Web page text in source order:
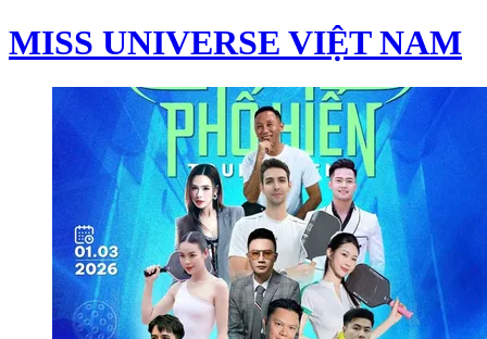
MISS UNIVERSE VIỆT NAM